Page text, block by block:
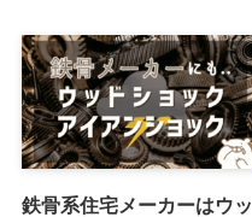
鉄骨系住宅メーカーはウッ